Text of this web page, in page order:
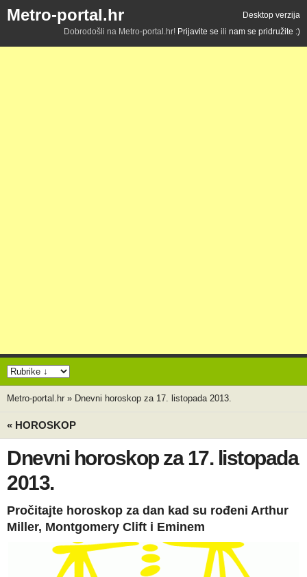
Metro-portal.hr
Desktop verzija
Dobrodošli na Metro-portal.hr! Prijavite se ili nam se pridružite :)
Metro-portal.hr » Dnevni horoskop za 17. listopada 2013.
« HOROSKOP
Dnevni horoskop za 17. listopada
2013.
Pročitajte horoskop za dan kad su rođeni Arthur
Miller, Montgomery Clift i Eminem